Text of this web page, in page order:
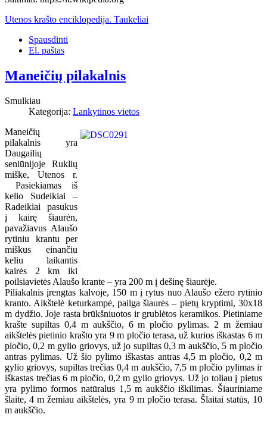
Utenos krašto enciklopedija. Taukeliai
Spausdinti
El. paštas
Maneičių pilakalnis
Smulkiau
Kategorija: Lankytinos vietos
Maneičių
pilakalnis yra
Daugailių
seniūnijoje Ruklių
miške, Utenos r.
Pasiekiamas iš
kelio Sudeikiai –
Radeikiai pasukus
į kairę šiaurėn,
pavažiavus Alaušo
rytiniu krantu per
miškus einančiu
keliu laikantis
kairės 2 km iki
poilsiavietės Alaušo krante – yra 200 m į dešinę šiaurėje.
Piliakalnis įrengtas kalvoje, 150 m į rytus nuo Alaušo ežero rytinio
kranto. Aikštelė keturkampė, pailga šiaurės – pietų kryptimi, 30x18
m dydžio. Joje rasta brūkšniuotos ir grublėtos keramikos. Pietiniame
krašte supiltas 0,4 m aukščio, 6 m pločio pylimas. 2 m žemiau
aikštelės pietinio krašto yra 9 m pločio terasa, už kurios iškastas 6 m
pločio, 0,2 m gylio griovys, už jo supiltas 0,3 m aukščio, 5 m pločio
antras pylimas. Už šio pylimo iškastas antras 4,5 m pločio, 0,2 m
gylio griovys, supiltas trečias 0,4 m aukščio, 7,5 m pločio pylimas ir
iškastas trečias 6 m pločio, 0,2 m gylio griovys. Už jo toliau į pietus
yra pylimo formos natūralus 1,5 m aukščio iškilimas. Šiauriniame
šlaite, 4 m žemiau aikštelės, yra 9 m pločio terasa. Šlaitai statūs, 10
m aukščio.